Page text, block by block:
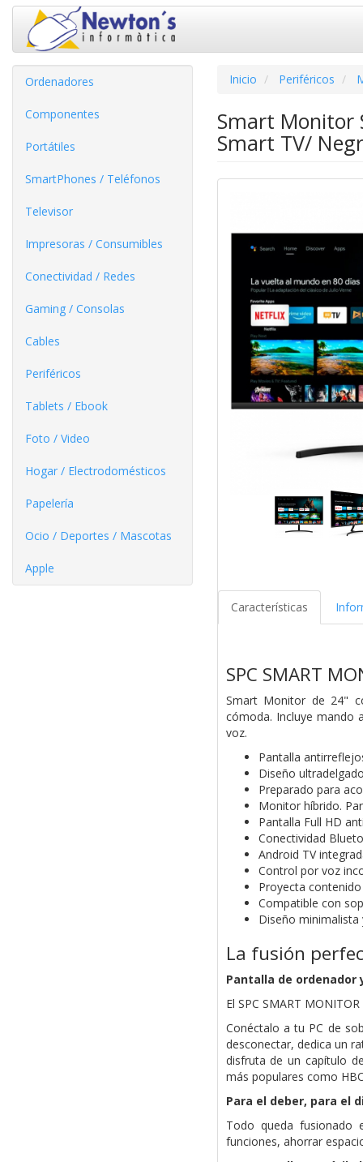
Ordenadores
Componentes
Portátiles
SmartPhones / Teléfonos
Televisor
Impresoras / Consumibles
Conectividad / Redes
Gaming / Consolas
Cables
Periféricos
Tablets / Ebook
Foto / Video
Hogar / Electrodomésticos
Papelería
Ocio / Deportes / Mascotas
Apple
Inicio Periféricos
Smart Monitor
Smart TV/
Características
SPC SMART
Smart Monitor de 24"
cómoda. Incluye mando
voz.
Pantalla
Diseño
Preparado para
Monitor híbrido.
Pantalla Full HD
Conectividad
Android TV
Control por voz
Proyecta
Compatible con
Diseño minimalista
La fusión
Pantalla de ordenador
El SPC SMART
Conéctalo a tu PC de
desconectar, dedica un
disfruta de un capítulo
más populares como
Para el deber, para el
Todo queda
funciones, ahorrar